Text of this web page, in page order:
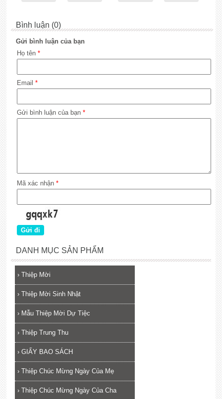
Bình luận (0)
Gửi bình luận của bạn
Họ tên *
Email *
Gửi bình luận của bạn *
Mã xác nhận *
DANH MỤC SẢN PHẨM
› Thiệp Mời
› Thiệp Mời Sinh Nhật
› Mẫu Thiệp Mời Dự Tiệc
› Thiệp Trung Thu
› GIẤY BAO SÁCH
› Thiệp Chúc Mừng Ngày Của Mẹ
› Thiệp Chúc Mừng Ngày Của Cha